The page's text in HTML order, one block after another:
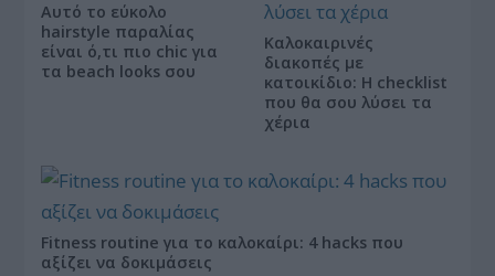
Αυτό το εύκολο
hairstyle παραλίας
είναι ό,τι πιο chic για
τα beach looks σου
Καλοκαιρινές
διακοπές με
κατοικίδιο: Η checklist
που θα σου λύσει τα
χέρια
Fitness routine για το καλοκαίρι: 4 hacks που
αξίζει να δοκιμάσεις